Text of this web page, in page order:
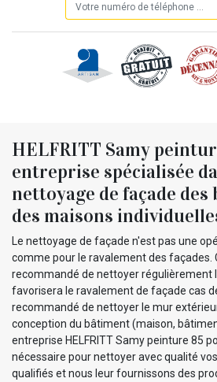
HELFRITT Samy
entreprise spécialisée
nettoyage de façade
des maisons
Le nettoyage de façade n'est pas une
comme pour le ravalement des façades.
recommandé de nettoyer régulièrement
favorisera le ravalement de façade cas
recommandé de nettoyer le mur
conception du bâtiment (maison,
entreprise HELFRITT Samy peinture 85
nécessaire pour nettoyer avec qualité
qualifiés et nous leur fournissons des